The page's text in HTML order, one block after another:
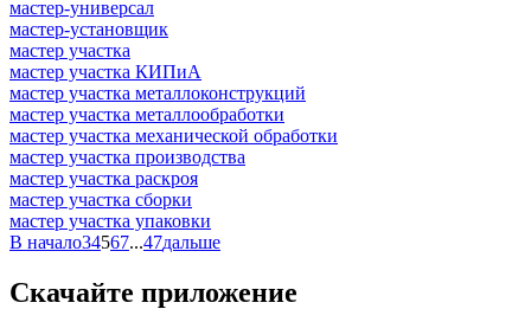
мастер-универсал
мастер-установщик
мастер участка
мастер участка КИПиА
мастер участка металлоконструкций
мастер участка металлообработки
мастер участка механической обработки
мастер участка производства
мастер участка раскроя
мастер участка сборки
мастер участка упаковки
В начало34567...47дальше
Скачайте приложение